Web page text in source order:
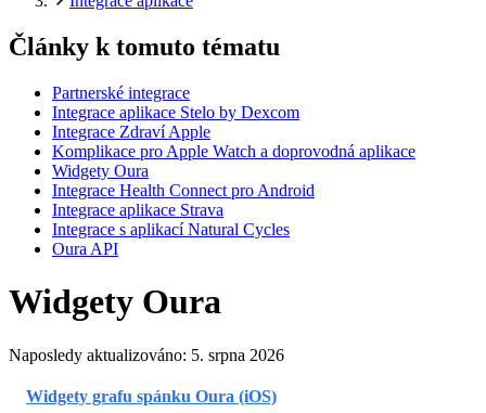
Články k tomuto tématu
Partnerské integrace
Integrace aplikace Stelo by Dexcom
Integrace Zdraví Apple
Komplikace pro Apple Watch a doprovodná aplikace
Widgety Oura
Integrace Health Connect pro Android
Integrace aplikace Strava
Integrace s aplikací Natural Cycles
Oura API
Widgety Oura
Naposledy aktualizováno: 5. srpna 2026
Widgety grafu spánku Oura (iOS)